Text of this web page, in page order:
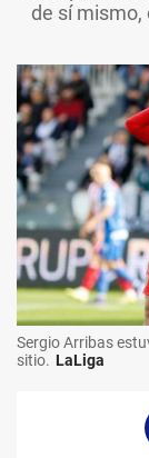
de sí mismo,
Sergio Arribas
sitio. LaLiga